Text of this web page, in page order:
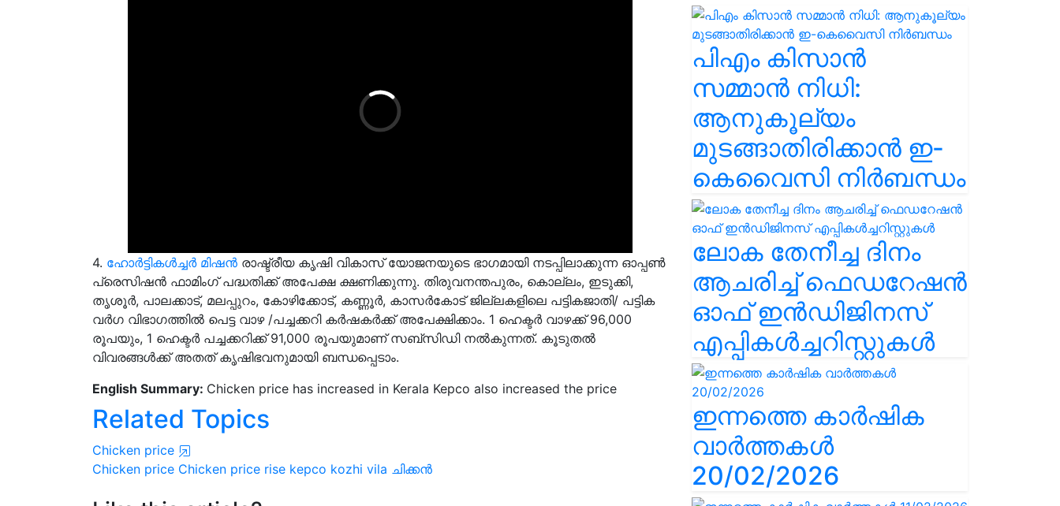
4. ഹോര്‍ട്ടികള്‍ച്ചര്‍ മിഷന്‍ രാഷ്ട്രീയ കൃഷി വികാസ് യോജനയുടെ ഭാഗമായി നടപ്പിലാക്കുന്ന ഓപ്പണ്‍
പ്രെസിഷന്‍ ഫാമിംഗ് പദ്ധതിക്ക് അപേക്ഷ ക്ഷണിക്കുന്നു. തിരുവനന്തപുരം, കൊല്ലം, ഇടുക്കി,
തൃശൂര്‍, പാലക്കാട്, മലപ്പുറം, കോഴിക്കോട്, കണ്ണൂര്‍, കാസര്‍കോട് ജില്ലകളിലെ പട്ടികജാതി/ പട്ടിക
വര്‍ഗ വിഭാഗത്തില്‍ പെട്ട വാഴ /പച്ചക്കറി കര്‍ഷകർക്ക് അപേക്ഷിക്കാം. 1 ഹെക്ടര്‍ വാഴക്ക്96,000
രൂപയും, 1 ഹെക്ടര്‍ പച്ചക്കറിക്ക്91,000 രൂപയുമാണ് സബ്‌സിഡി നല്‍കുന്നത്. കൂടുതല്‍
വിവരങ്ങള്‍ക്ക് അതത് കൃഷിഭവനുമായി ബന്ധപ്പെടാം.
English Summary: Chicken price has increased in Kerala Kepco also increased the price
Related Topics
Chicken price
Chicken price Chicken price rise kepco kozhi vila ചിക്കൻ
പിഎം കിസാൻ
സമ്മാൻ നിധി:
ആനുകൂല്യം
മുടങ്ങാതിരിക്കാൻ ഇ-
കെവൈസി നിർബന്ധം
ലോക തേനീച്ച ദിനം
ആചരിച്ച് ഫെഡറേഷൻ
ഓഫ് ഇൻഡിജിനസ്
എപ്പികൾച്ചറിസ്റ്റുകൾ
ഇന്നത്തെ കാർഷിക
വാർത്തകൾ
20/02/2026